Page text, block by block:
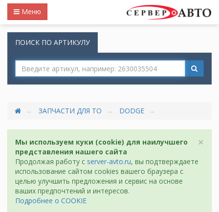
Меню
ПОИСК ПО АРТИКУЛУ
ЗАПЧАСТИ ДЛЯ ТО DODGE
×
Мы используем куки (cookie) для наилучшего
представления нашего сайта
Продолжая работу с server-avto.ru, вы подтверждаете
использование сайтом cookies вашего браузера с
целью улучшить предложения и сервис на основе
ваших предпочтений и интересов.
Подробнее о COOKIE